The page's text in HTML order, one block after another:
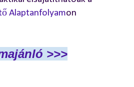
Alaptanfolyamon
>>>